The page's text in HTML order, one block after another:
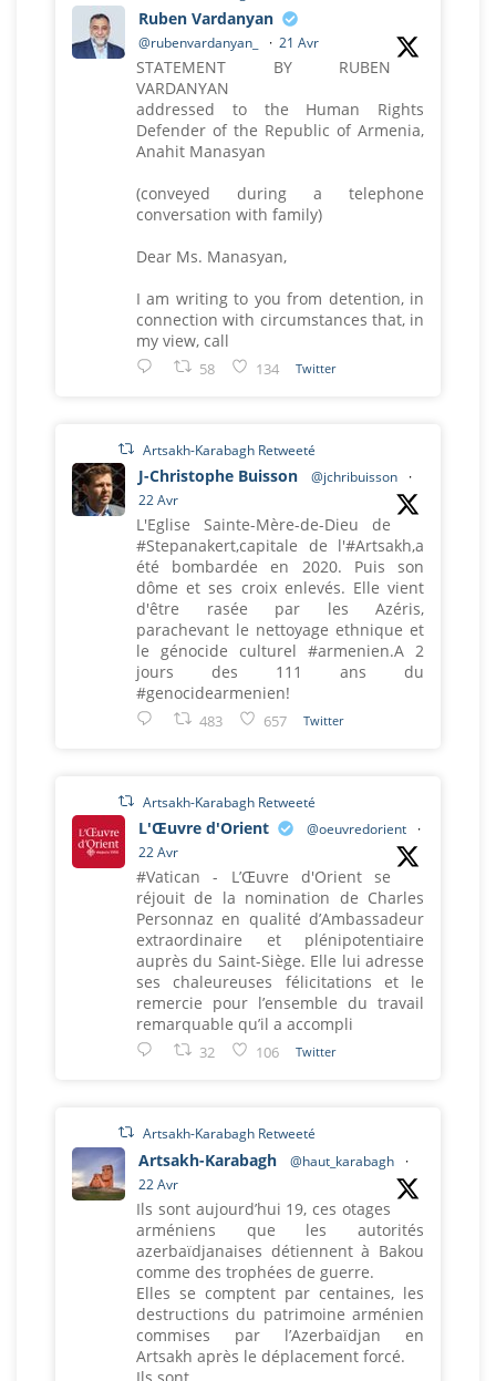
Ruben Vardanyan
@rubenvardanyan_ · 21 Avr
STATEMENT BY RUBEN
VARDANYAN
addressed to the Human Rights
Defender of the Republic of Armenia,
Anahit Manasyan
(conveyed during a telephone
conversation with family)
Dear Ms. Manasyan,
I am writing to you from detention, in
connection with circumstances that, in
my view, call
58 134 Twitter
Artsakh-Karabagh Retweeté
J-Christophe Buisson @jchribuisson
·
22 Avr
L'Eglise Sainte-Mère-de-Dieu de
#Stepanakert,capitale de l'#Artsakh,a
été bombardée en 2020. Puis son
dôme et ses croix enlevés. Elle vient
d'être rasée par les Azéris,
parachevant le nettoyage ethnique et
le génocide culturel #armenien.A 2
jours des 111 ans du
#genocidearmenien!
483 657 Twitter
Artsakh-Karabagh Retweeté
L'Œuvre d'Orient @oeuvredorient
·
22 Avr
#Vatican - L’Œuvre d'Orient se
réjouit de la nomination de Charles
Personnaz en qualité d’Ambassadeur
extraordinaire et plénipotentiaire
auprès du Saint-Siège. Elle lui adresse
ses chaleureuses félicitations et le
remercie pour l’ensemble du travail
remarquable qu’il a accompli
32 106 Twitter
Artsakh-Karabagh Retweeté
Artsakh-Karabagh @haut_karabagh
·
22 Avr
Ils sont aujourd’hui 19, ces otages
arméniens que les autorités
azerbaïdjanaises détiennent à Bakou
comme des trophées de guerre.
Elles se comptent par centaines, les
destructions du patrimoine arménien
commises par l’Azerbaïdjan en
Artsakh après le déplacement forcé.
Ils sont